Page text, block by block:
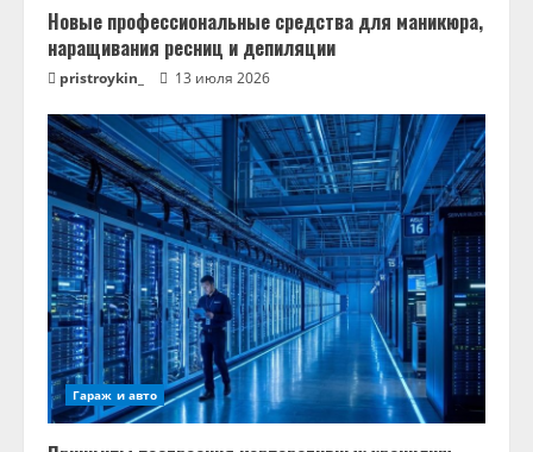
Новые профессиональные средства для маникюра,
наращивания ресниц и депиляции
pristroykin_ 13 июля 2026
Гараж и авто